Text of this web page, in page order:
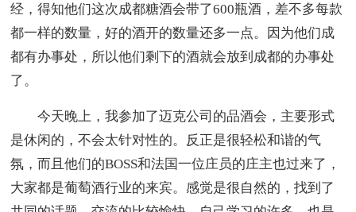
经，得知他们这次成都糖酒会带了600瓶酒，差不多每款
都一样的数量，好的酒开的数量还多一点。因为他们成
都有办事处，所以他们剩下的酒就会放到成都的办事处
了。
今天晚上，我参加了迈克公司的品酒会，主要形式
是休闲的，不会太针对性的。反正是很轻松和谐的气
氛，而且他们的BOSS和法国一位庄员的庄主也过来了，
大家都是葡萄酒行业的来宾。感觉是很自然的，找到了